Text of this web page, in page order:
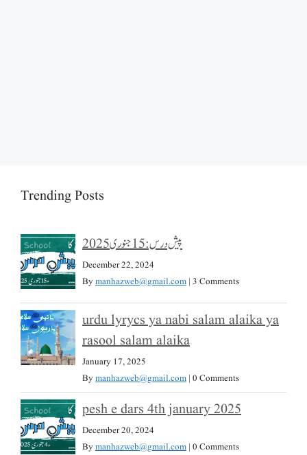
Trending Posts
پیش درس: 15 جنوری 2025
December 22, 2024
Bymanhazweb@gmail.com | 3 Comments
urdu lyrycs ya nabi salam alaika ya
rasool salam alaika
January 17, 2025
Bymanhazweb@gmail.com | 0 Comments
pesh e dars 4th january 2025
December 20, 2024
Bymanhazweb@gmail.com | 0 Comments